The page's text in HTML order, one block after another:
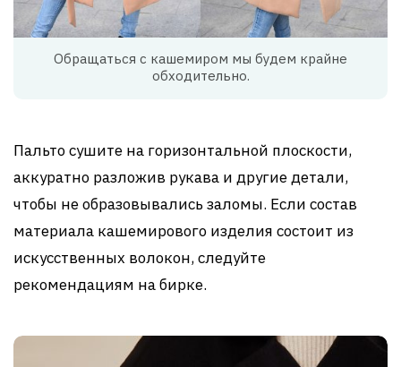
Обращаться с кашемиром мы будем крайне
обходительно.
Пальто сушите на горизонтальной плоскости,
аккуратно разложив рукава и другие детали,
чтобы не образовывались заломы. Если состав
материала кашемирового изделия состоит из
искусственных волокон, следуйте
рекомендациям на бирке.